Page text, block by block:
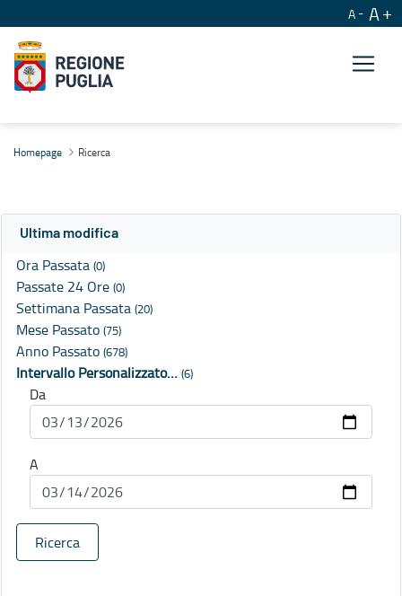
A A
Homepage Ricerca
Ultima modifica
Ora Passata (0)
Passate 24 Ore (0)
Settimana Passata (20)
Mese Passato (75)
Anno Passato (678)
Intervallo Personalizzato… (6)
Da
A
Ricerca